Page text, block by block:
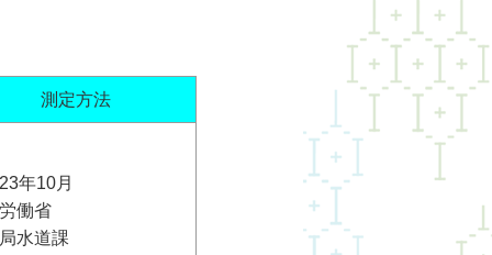
測定方法
年10月
働省
水道課